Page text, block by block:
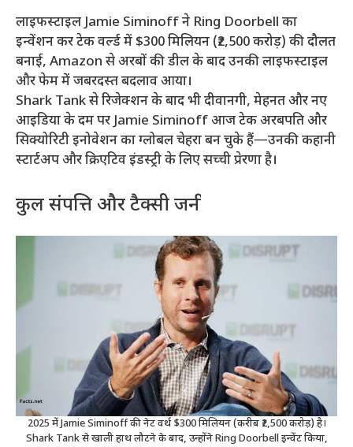
लाइफस्टाइल Jamie Siminoff ने Ring Doorbell का
इन्वेंशन कर टेक वर्ल्ड में $300 मिलियन (₹2,500 करोड़) की दौलत
बनाई, Amazon से अरबों की डील के बाद उनकी लाइफस्टाइल
और फेम में जबरदस्त बदलाव आया।
Shark Tank से रिजेक्शन के बाद भी दीवानगी, मेहनत और नए
आइडिया के दम पर Jamie Siminoff आज टेक अरबपति और
सिक्योरिटी इनोवेशन का ग्लोबल चेहरा बन चुके हैं—उनकी कहानी
स्टार्टअप और क्रिएटिव इंडस्ट्री के लिए सच्ची प्रेरणा है।
कुल संपत्ति और टैक्सी जर्नी
2025 में Jamie Siminoff की नेट वर्थ $300 मिलियन (करीब ₹2,500 करोड़) है।
Shark Tank से खाली हाथ लौटने के बाद, उन्होंने Ring Doorbell इन्वेंट किया,